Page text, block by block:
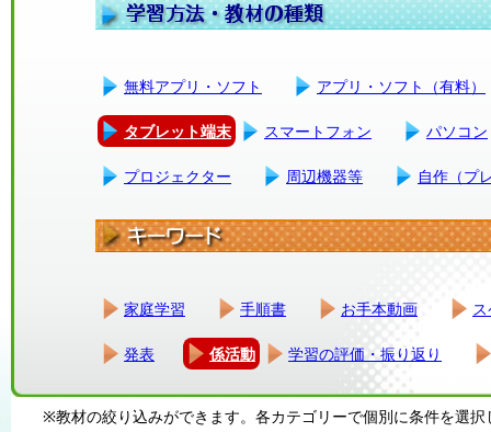
無料アプリ・ソフト アプリ・ソフト（有料）
タブレット端末 スマートフォン パソコン
プロジェクター 周辺機器等 自作（プ
家庭学習 手順書 お手本動画
発表 係活動 学習の評価・振り返り
※教材の絞り込みができます。各カテゴリーで個別に条件を選択